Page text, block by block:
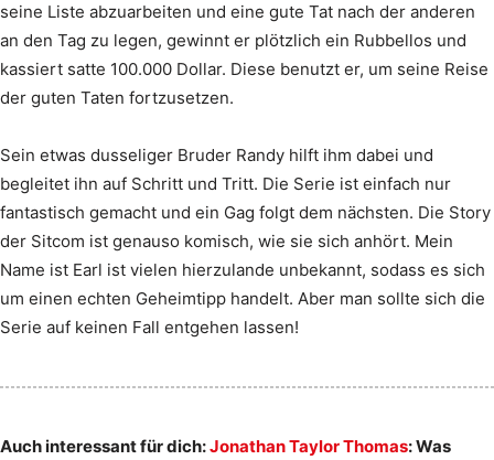
seine Liste abzuarbeiten und eine gute Tat nach der anderen
an den Tag zu legen, gewinnt er plötzlich ein Rubbellos und
kassiert satte 100.000 Dollar. Diese benutzt er, um seine Reise
der guten Taten fortzusetzen.
Sein etwas dusseliger Bruder Randy hilft ihm dabei und
begleitet ihn auf Schritt und Tritt. Die Serie ist einfach nur
fantastisch gemacht und ein Gag folgt dem nächsten. Die Story
der Sitcom ist genauso komisch, wie sie sich anhört. Mein
Name ist Earl ist vielen hierzulande unbekannt, sodass es sich
um einen echten Geheimtipp handelt. Aber man sollte sich die
Serie auf keinen Fall entgehen lassen!
Auch interessant für dich:Jonathan Taylor Thomas: Was